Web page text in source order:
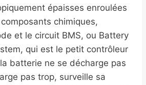
épaisses enroulées
chimiques,
et le circuit BMS, ou Battery
qui est le petit contrôleur
batterie ne se décharge pas
pas trop, surveille sa